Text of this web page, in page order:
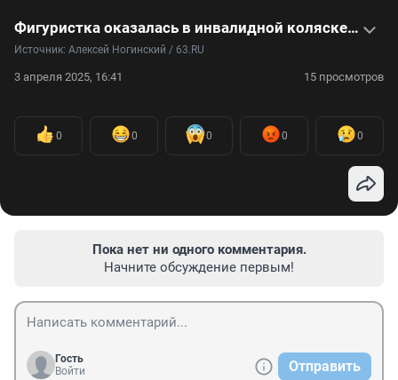
Фигуристка оказалась в инвалидной коляске из-за редчайшей болезни — видео
Источник: Алексей Ногинский / 63.RU
3 апреля 2025, 16:41 15 просмотров
0 0 0 0 0
Пока нет ни одного комментария.
Начните обсуждение первым!
Гость
Войти
Отправить